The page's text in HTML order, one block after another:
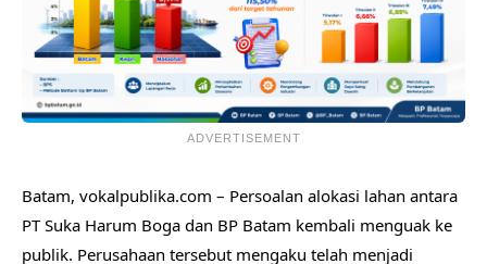
ADVERTISEMENT
Batam, vokalpublika.com – Persoalan alokasi lahan antara
PT Suka Harum Boga dan BP Batam kembali menguak ke
publik. Perusahaan tersebut mengaku telah menjadi